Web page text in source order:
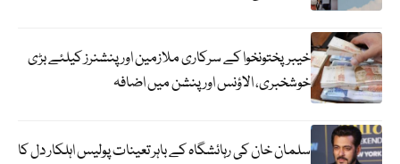
خیبرپختونخوا کے سرکاری ملازمین اور پنشنرز کیلئے بڑی
خوشخبری، الاؤنس اور پنشن میں اضافہ
سلمان خان کی رہائشگاہ کے باہر تعینات پولیس اہلکار دل کا